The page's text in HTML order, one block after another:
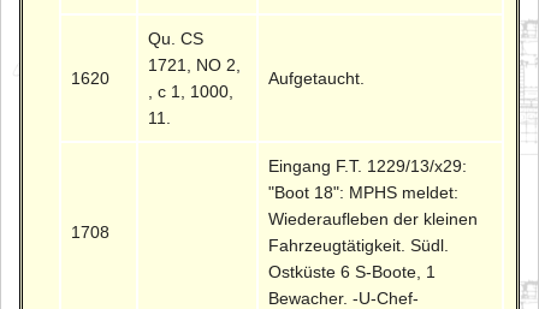
1620
Qu. CS
1721, NO 2,
, c 1, 1000,
11.
Aufgetaucht.
1708
Eingang F.T. 1229/13/x29:
"Boot 18": MPHS meldet:
Wiederaufleben der kleinen
Fahrzeugtätigkeit. Südl.
Ostküste 6 S-Boote, 1
Bewacher. -U-Chef-